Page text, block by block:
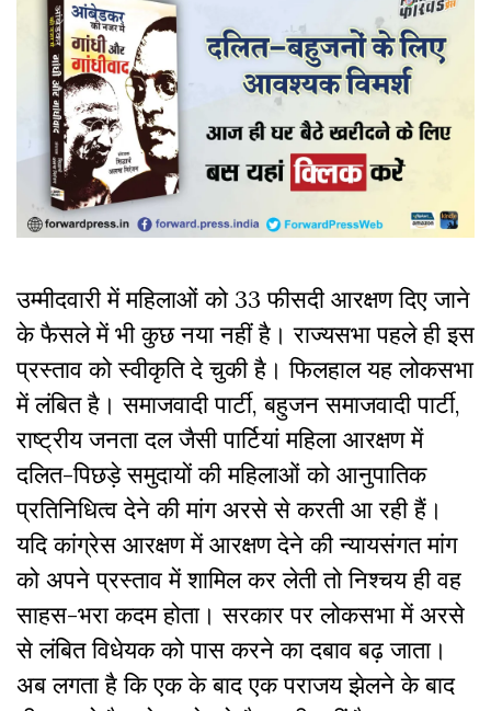
उम्मीदवारी में महिलाओं को 33 फीसदी आरक्षण दिए जाने
के फैसले में भी कुछ नया नहीं है। राज्यसभा पहले ही इस
प्रस्ताव को स्वीकृति दे चुकी है। फिलहाल यह लोकसभा
में लंबित है। समाजवादी पार्टी, बहुजन समाजवादी पार्टी,
राष्ट्रीय जनता दल जैसी पार्टियां महिला आरक्षण में
दलित-पिछड़े समुदायों की महिलाओं को आनुपातिक
प्रतिनिधित्व देने की मांग अरसे से करती आ रही हैं।
यदि कांग्रेस आरक्षण में आरक्षण देने की न्यायसंगत मांग
को अपने प्रस्ताव में शामिल कर लेती तो निश्चय ही वह
साहस-भरा कदम होता। सरकार पर लोकसभा में अरसे
से लंबित विधेयक को पास करने का दबाव बढ़ जाता।
अब लगता है कि एक के बाद एक पराजय झेलने के बाद